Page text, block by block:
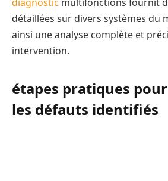
détaillées sur divers systèmes du
ainsi une analyse complète et
intervention.
étapes pratiques
les défauts identifiés